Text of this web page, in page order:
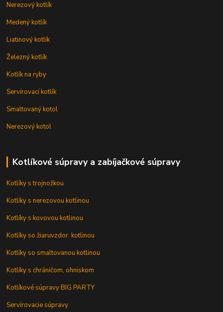
Nerezový kotlík
Medený kotlík
Liatinový kotlík
Železný kotlík
Kotlík na ryby
Servírovací kotlík
Smaltovaný kotol
Nerezový kotol
Kotlíkové súpravy a zabíjačkové súpravy
Kotlíky s trojnožkou
Kotlíky s nerezovou kotlinou
Kotlíky s kovovou kotlinou
Kotlíky so žiaruvzdor. kotlinou
Kotlíky so smaltovanou kotlinou
Kotlíky s chráničom, ohniskom
Kotlíkové súpravy BIG PARTY
Servírovacie súpravy